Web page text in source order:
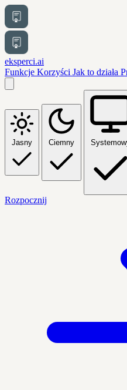
eksperci.ai
Funkcje Korzyści Jak to działa
Jasny Ciemny
Rozpocznij